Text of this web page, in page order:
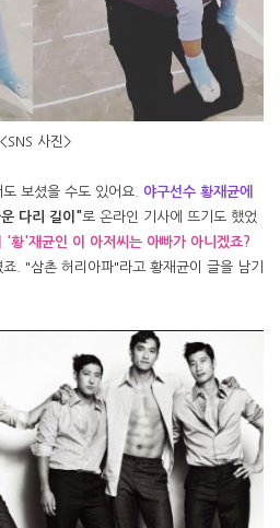
<SNS 사진>
보셨을 수도 있어요. 야구선수 황재균에
다리 길이"로 온라인 기사에 뜨기도 했었
'황'재균인 이 아저씨는 아빠가 아니겠죠?
. "삼촌 허리아파"라고 황재균이 글을 남기